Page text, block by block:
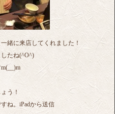
緒に来店してくれました！
たね(^O^)
う！
ね。iPadから送信